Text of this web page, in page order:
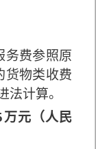
务费参照原
货物类收费
法计算。
万元 （人民